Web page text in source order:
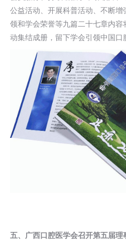
公益活动、开展科普活动、不断增
领和学会荣誉等九篇二十七章内
动集结成册，留下学会引领中国口
五、广西口腔医学会召开第五届